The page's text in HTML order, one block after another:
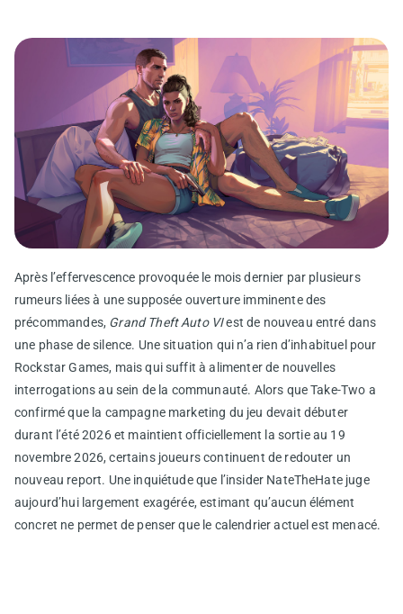
Après l’effervescence provoquée le mois dernier par plusieurs
rumeurs liées à une supposée ouverture imminente des
précommandes, Grand Theft Auto VIest de nouveau entré dans
une phase de silence. Une situation qui n’a rien d’inhabituel pour
Rockstar Games, mais qui suffit à alimenter de nouvelles
interrogations au sein de la communauté. Alors que Take-Two a
confirmé que la campagne marketing du jeu devait débuter
durant l’été 2026 et maintient officiellement la sortie au 19
novembre 2026, certains joueurs continuent de redouter un
nouveau report. Une inquiétude que l’insider NateTheHate juge
aujourd’hui largement exagérée, estimant qu’aucun élément
concret ne permet de penser que le calendrier actuel est menacé.